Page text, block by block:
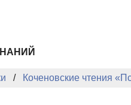
Коченовские чтения